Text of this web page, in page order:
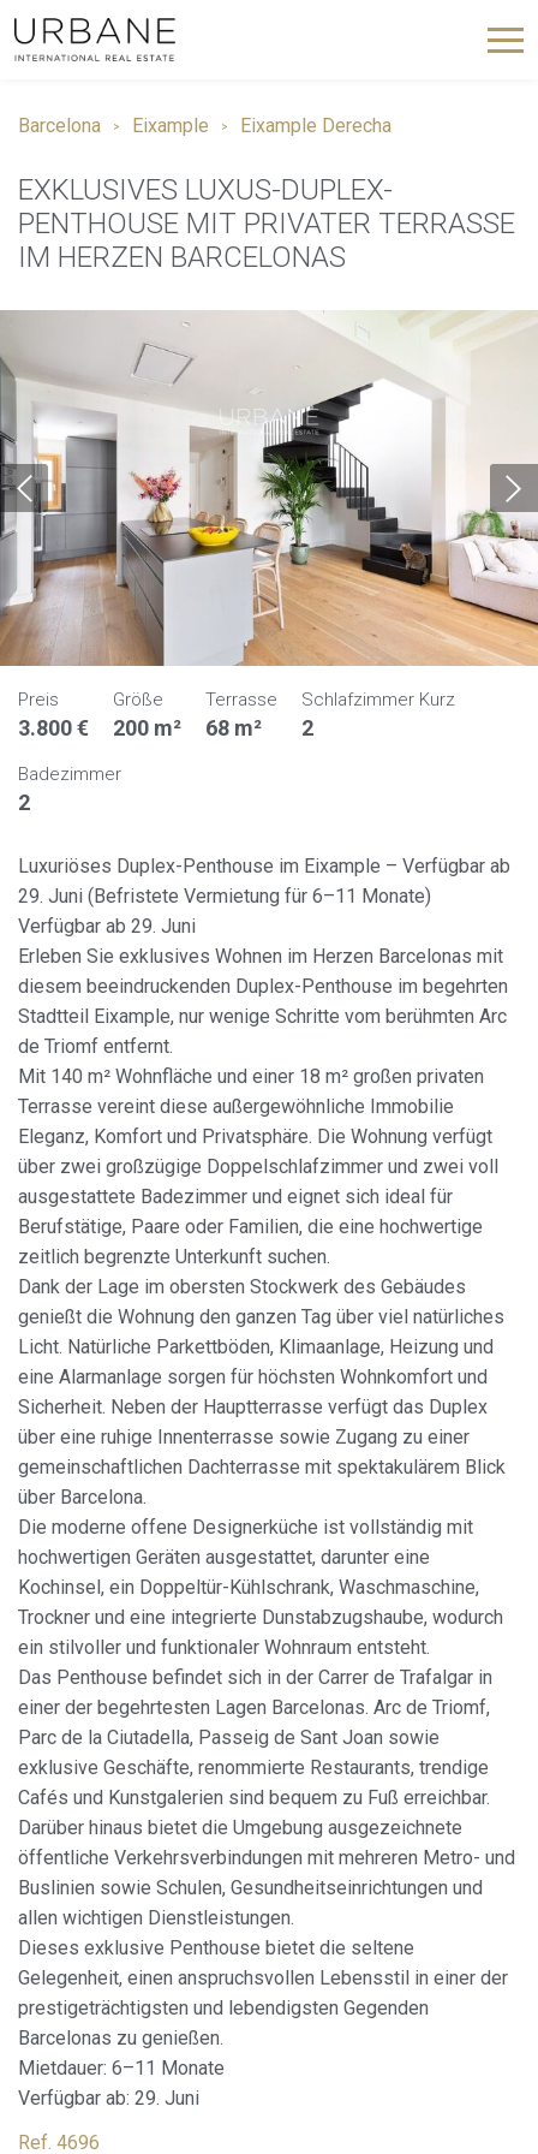
Barcelona Eixample Eixample Derecha
EXKLUSIVES LUXUS-DUPLEX-
PENTHOUSE MIT PRIVATER TERRASSE
IM HERZEN BARCELONAS
Preis
3.800 €
Größe
200 m²
Terrasse
68 m²
Schlafzimmer Kurz
2
Badezimmer
2
Luxuriöses Duplex-Penthouse im Eixample – Verfügbar ab
29. Juni (Befristete Vermietung für 6–11 Monate)
Verfügbar ab 29. Juni
Erleben Sie exklusives Wohnen im Herzen Barcelonas mit
diesem beeindruckenden Duplex-Penthouse im begehrten
Stadtteil Eixample, nur wenige Schritte vom berühmten Arc
de Triomf entfernt.
Mit 140 m² Wohnfläche und einer 18 m² großen privaten
Terrasse vereint diese außergewöhnliche Immobilie
Eleganz, Komfort und Privatsphäre. Die Wohnung verfügt
über zwei großzügige Doppelschlafzimmer und zwei voll
ausgestattete Badezimmer und eignet sich ideal für
Berufstätige, Paare oder Familien, die eine hochwertige
zeitlich begrenzte Unterkunft suchen.
Dank der Lage im obersten Stockwerk des Gebäudes
genießt die Wohnung den ganzen Tag über viel natürliches
Licht. Natürliche Parkettböden, Klimaanlage, Heizung und
eine Alarmanlage sorgen für höchsten Wohnkomfort und
Sicherheit. Neben der Hauptterrasse verfügt das Duplex
über eine ruhige Innenterrasse sowie Zugang zu einer
gemeinschaftlichen Dachterrasse mit spektakulärem Blick
über Barcelona.
Die moderne offene Designerküche ist vollständig mit
hochwertigen Geräten ausgestattet, darunter eine
Kochinsel, ein Doppeltür-Kühlschrank, Waschmaschine,
Trockner und eine integrierte Dunstabzugshaube, wodurch
ein stilvoller und funktionaler Wohnraum entsteht.
Das Penthouse befindet sich in der Carrer de Trafalgar in
einer der begehrtesten Lagen Barcelonas. Arc de Triomf,
Parc de la Ciutadella, Passeig de Sant Joan sowie
exklusive Geschäfte, renommierte Restaurants, trendige
Cafés und Kunstgalerien sind bequem zu Fuß erreichbar.
Darüber hinaus bietet die Umgebung ausgezeichnete
öffentliche Verkehrsverbindungen mit mehreren Metro- und
Buslinien sowie Schulen, Gesundheitseinrichtungen und
allen wichtigen Dienstleistungen.
Dieses exklusive Penthouse bietet die seltene
Gelegenheit, einen anspruchsvollen Lebensstil in einer der
prestigeträchtigsten und lebendigsten Gegenden
Barcelonas zu genießen.
Mietdauer: 6–11 Monate
Verfügbar ab: 29. Juni
Ref. 4696
Cookies ändern
Technik und Funktional
Immer aktiv
Diese Website verwendet eigene Cookies, um
Informationen zu sammeln, um unsere Dienste zu
verbessern. Wenn Sie weiter surfen, akzeptieren Sie deren
Installation. Der Benutzer hat die Möglichkeit, seinen
Browser zu konfigurieren und auf Wunsch zu verhindern,
dass er auf seiner Festplatte installiert wird, obwohl er
bedenken muss, dass dies zu Schwierigkeiten beim
Analytik und Anpassung
Verhaltens der Nutzer dieser Website. Die durch diese Art